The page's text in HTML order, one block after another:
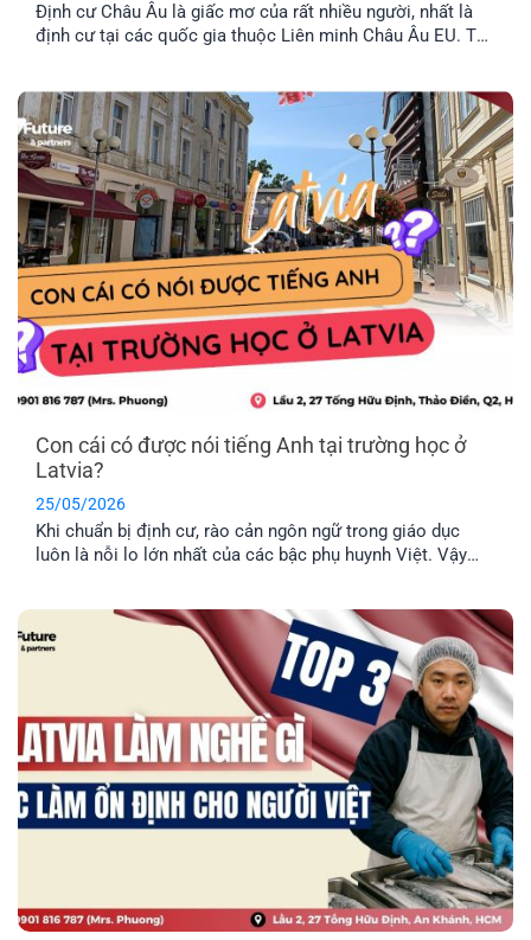
Định cư Châu Âu là giấc mơ của rất nhiều người, nhất là
định cư tại các quốc gia thuộc Liên minh Châu Âu EU. Tuy
trình định cư Châu Âu dễ dàng nhất hiện nay? Hãy cùng
EFP tìm hiểu nhé!
Con cái có được nói tiếng Anh tại trường học ở
Latvia?
25/05/2026
Khi chuẩn bị định cư, rào cản ngôn ngữ trong giáo dục
luôn là nỗi lo lớn nhất của các bậc phụ huynh Việt. Vậy
địa phương? EFP sẽ giải đáp [...]